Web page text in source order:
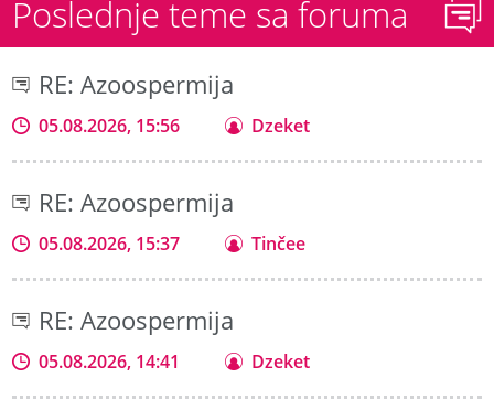
Poslednje teme sa foruma
RE: Azoospermija
05.08.2026, 15:56 Dzeket
RE: Azoospermija
05.08.2026, 15:37 Tinčee
RE: Azoospermija
05.08.2026, 14:41 Dzeket